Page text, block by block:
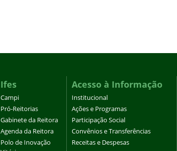
Ifes
Campi
Pró-Reitorias
Gabinete da Reitora
Agenda da Reitora
Polo de Inovação
Acesso à Informação
Institucional
Ações e Programas
Participação Social
Convênios e Transferências
Receitas e Despesas